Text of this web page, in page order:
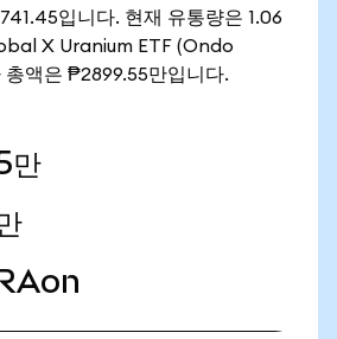
입니다. 현재 유통량은 1.06
X Uranium ETF (Ondo
액은 ₱2899.55만입니다.
만